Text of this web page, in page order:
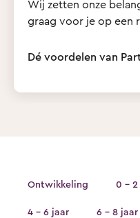
Wij zetten onze
graag voor je op een
Dé voordelen van
Ontwikkeling 0 - 2
4 - 6 jaar 6 - 8 jaar